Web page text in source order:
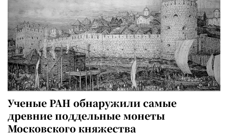
Ученые РАН обнаружили самые
древние поддельные монеты
Московского княжества